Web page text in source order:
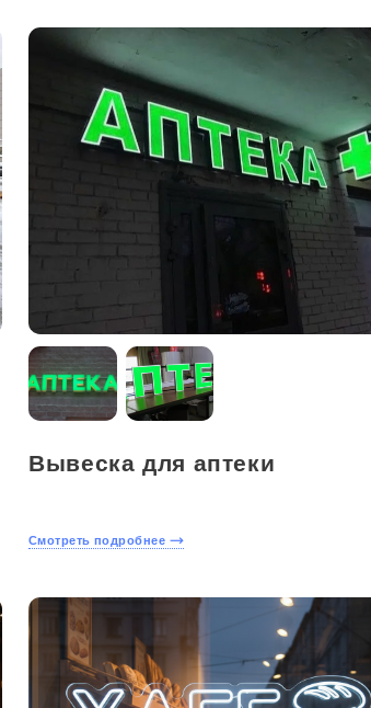
Вывеска для аптеки
Смотреть подробнее